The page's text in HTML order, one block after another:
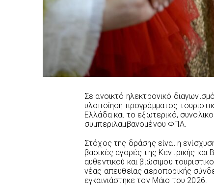
Σε ανοικτό ηλεκτρονικό
υλοποίηση προγράμματος
Ελλάδα και το εξωτερικό,
συμπεριλαμβανομένου ΦΠΑ.
Στόχος της δράσης είναι η
βασικές αγορές της Κεντρικής
αυθεντικού και βιώσιμου
νέας απευθείας αεροπορικής
εγκαινιάστηκε τον Μάιο του 2026.